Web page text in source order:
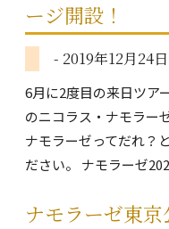
ージ開設！
- 2019年12月24日
6月に2度目の来日ツア
のニコラス・ナモラー
ナモラーゼってだれ？
ださい。 ナモラーゼ
ナモラーゼ東